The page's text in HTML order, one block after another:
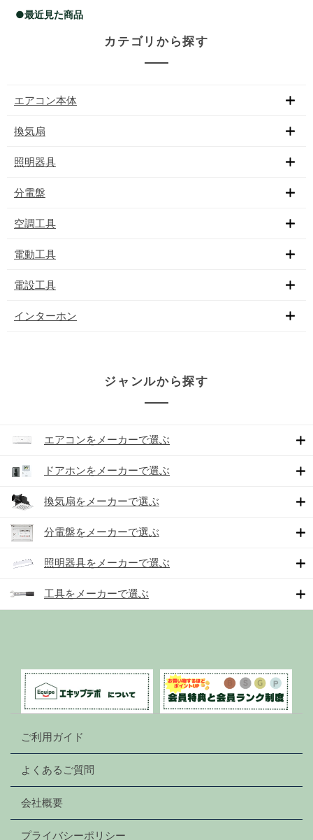
●最近見た商品
カテゴリから探す
エアコン本体
換気扇
照明器具
分電盤
空調工具
電動工具
電設工具
インターホン
ジャンルから探す
エアコンをメーカーで選ぶ
ドアホンをメーカーで選ぶ
換気扇をメーカーで選ぶ
分電盤をメーカーで選ぶ
照明器具をメーカーで選ぶ
工具をメーカーで選ぶ
ご利用ガイド
よくあるご質問
会社概要
プライバシーポリシー